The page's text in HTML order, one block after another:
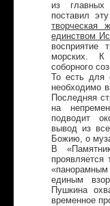
из
поставил
творческая
единством
восприятие
морских.
соборного
То есть для
необходимо
Последняя
на
подводит
вывод из
Божию, о
В
единым
Пушкина
временное